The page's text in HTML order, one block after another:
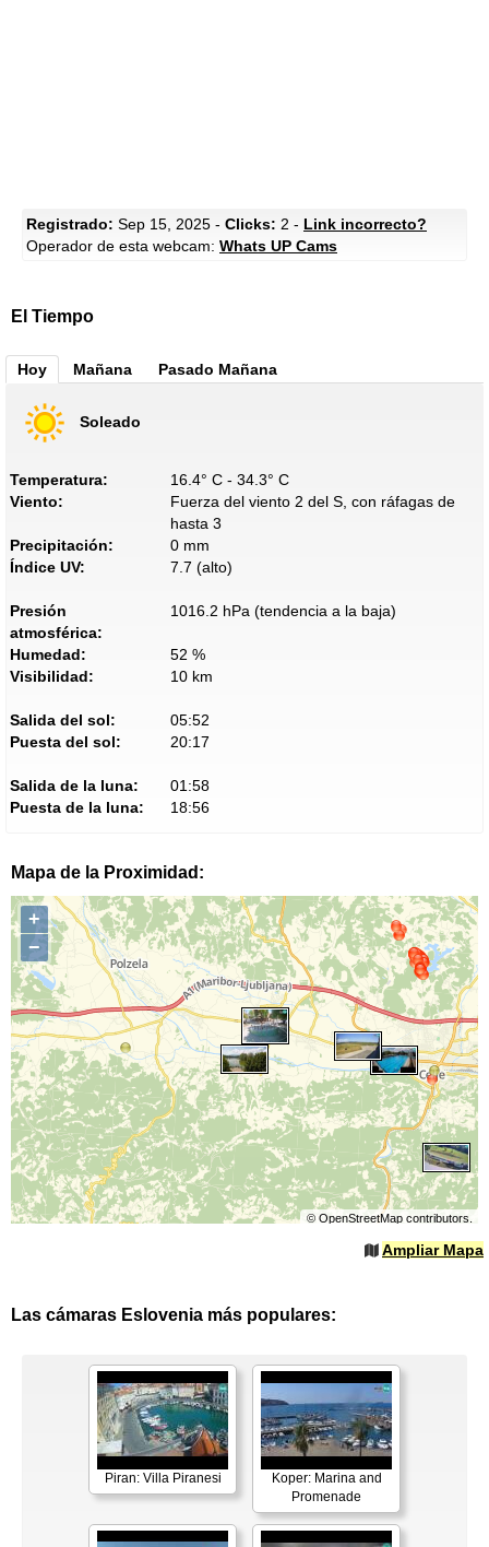
Registrado: Sep 15, 2025 - Clicks: 2 - Link incorrecto?
Operador de esta webcam: Whats UP Cams
El Tiempo
Hoy Mañana Pasado Mañana
Soleado
Temperatura:
16.4° C - 34.3° C
Viento:
Fuerza del viento 2 del S, con ráfagas de
hasta 3
Precipitación:
0 mm
Índice UV:
7.7 (alto)
Presión
atmosférica:
1016.2 hPa (tendencia a la baja)
Humedad:
52 %
Visibilidad:
10 km
Salida del sol:
05:52
Puesta del sol:
20:17
Salida de la luna:
01:58
Puesta de la luna:
18:56
Mapa de la Proximidad:
+
−
© OpenStreetMapcontributors.
Ampliar Mapa
Las cámaras Eslovenia más populares:
Piran: Villa Piranesi
Koper: Marina and
Promenade